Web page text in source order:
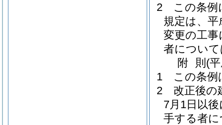
2
この条例
規定は、
変更の工
者につい
附 則 (
1
この条例
2
改正後の
7月1日以
手する者